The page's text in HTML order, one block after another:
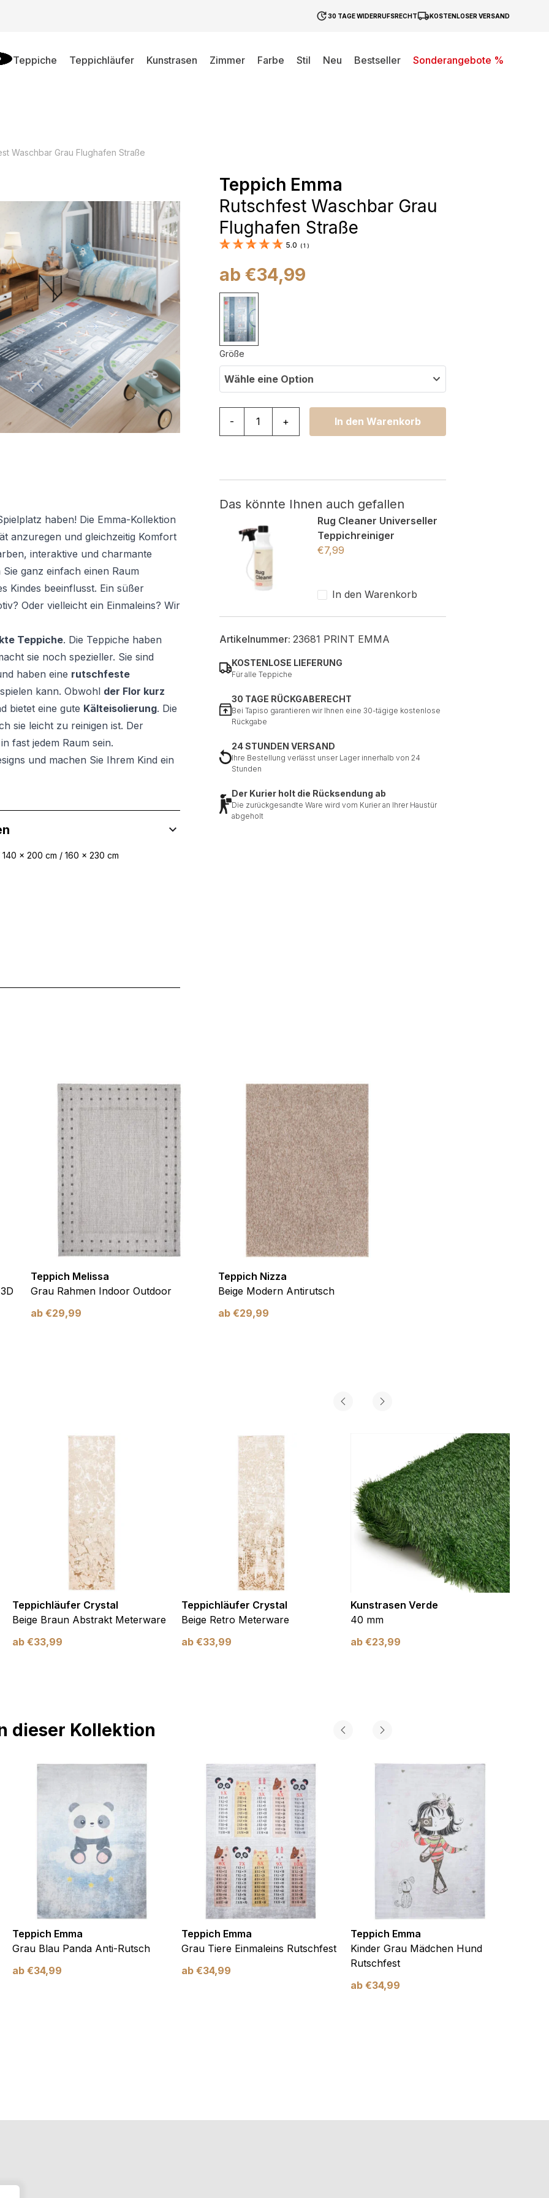
30 TAGE WIDERRUFSRECHT KOSTENLOSER VERSAND
Teppiche Teppichläufer Kunstrasen Zimmer Farbe Stil Neu Bestseller
Sonderangebote %
Waschbar Grau Flughafen Straße
haben! Die Emma-Kollektion
anzuregen und gleichzeitig Komfort
interaktive und charmante
ganz einfach einen Raum
Kindes beeinflusst. Ein süßer
Oder vielleicht ein Einmaleins? Wir
Teppiche. Die Teppiche haben
sie noch spezieller. Sie sind
haben eine rutschfeste
kann. Obwohl der Flor kurz
bietet eine gute Kälteisolierung. Die
sie leicht zu reinigen ist. Der
fast jedem Raum sein.
und machen Sie Ihrem Kind ein
Teppich Emma
Rutschfest Waschbar Grau
Flughafen Straße
5.0 (1 )
ab €34,99
Größe
Wähle eine Option
- + In den Warenkorb
Das könnte Ihnen auch gefallen
Rug Cleaner Universeller
Teppichreiniger
€7,99
In den Warenkorb
Artikelnummer: 23681 PRINT EMMA
KOSTENLOSE LIEFERUNG
Für alle Teppiche
30 TAGE RÜCKGABERECHT
Bei Tapiso garantieren wir Ihnen eine 30-tägige kostenlose
Rückgabe
24 STUNDEN VERSAND
Ihre Bestellung verlässt unser Lager innerhalb von 24
Stunden
Der Kurier holt die Rücksendung ab
Die zurückgesandte Ware wird vom Kurier an Ihrer Haustür
abgeholt
x 200 cm / 160 x 230 cm
Teppich Melissa
Grau Rahmen Indoor Outdoor
ab €29,99
Teppich Nizza
Beige Modern Antirutsch
ab €29,99
Teppichläufer Crystal
Beige Braun Abstrakt Meterware
ab €33,99
Teppichläufer Crystal
Beige Retro Meterware
ab €33,99
Kunstrasen Verde
40 mm
ab €23,99
dieser Kollektion
Teppich Emma
Grau Blau Panda Anti-Rutsch
ab €34,99
Teppich Emma
Grau Tiere Einmaleins Rutschfest
ab €34,99
Teppich Emma
Kinder Grau Mädchen Hund
Rutschfest
ab €34,99
Inhalte und Anzeigen zu personalisieren, um Funktionen für soziale Medien anbieten zu
um die grundlegenden Funktionen dieser Website zu ermöglichen, wie zum
sicheren Log-ins oder das Anpassen Ihrer Zustimmungseinstellungen. Diese Cookies
Daten.
es einer Website, Informationen zu speichern, die die Art und Weise ändern, wie die
wie zum Beispiel Ihre bevorzugte Sprache oder die Region, in der Sie sich befinden.
Betreibern zu verstehen, wie sich verschiedene Benutzer auf der Website verhalten,
sammeln und melden.
um Benutzer über Websites hinweg zu verfolgen. Das Ziel ist es, Anzeigen
Cookies sind solche, die analysiert werden und noch keiner Kategorie zugeordnet wurden.